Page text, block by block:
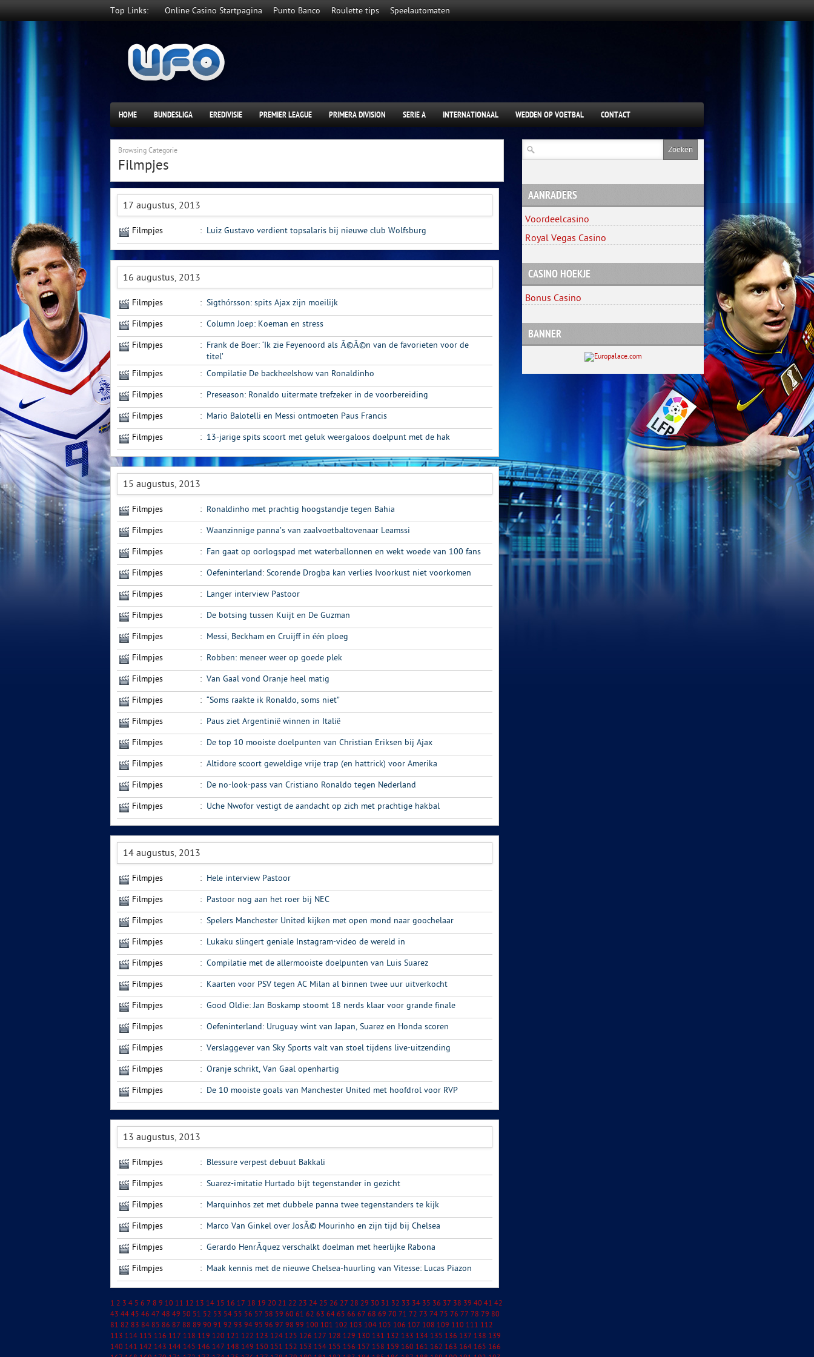
Top Links: Online Casino Startpagina Punto Banco Roulette tips Speelautomaten
HOME BUNDESLIGA EREDIVISIE PREMIER LEAGUE PRIMERA DIVISION SERIE A INTERNATIONAAL WEDDEN OP VOETBAL CONTACT
Browsing Categorie
Filmpjes
17 augustus, 2013
Filmpjes : Luiz Gustavo verdient topsalaris bij nieuwe club Wolfsburg
16 augustus, 2013
Filmpjes : Sigthórsson: spits Ajax zijn moeilijk
Filmpjes : Column Joep: Koeman en stress
Filmpjes : Frank de Boer: ‘Ik zie Feyenoord als Ã©Ã©n van de favorieten voor de
titel’
Filmpjes
: Compilatie De backheelshow van Ronaldinho
Filmpjes : Preseason: Ronaldo uitermate trefzeker in de voorbereiding
Filmpjes : Mario Balotelli en Messi ontmoeten Paus Francis
Filmpjes : 13-jarige spits scoort met geluk weergaloos doelpunt met de hak
15 augustus, 2013
Filmpjes : Ronaldinho met prachtig hoogstandje tegen Bahia
Filmpjes : Waanzinnige panna’s van zaalvoetbaltovenaar Leamssi
Filmpjes : Fan gaat op oorlogspad met waterballonnen en wekt woede van 100 fans
Filmpjes : Oefeninterland: Scorende Drogba kan verlies Ivoorkust niet voorkomen
Filmpjes : Langer interview Pastoor
Filmpjes : De botsing tussen Kuijt en De Guzman
Filmpjes : Messi, Beckham en Cruijff in één ploeg
Filmpjes : Robben: meneer weer op goede plek
Filmpjes : Van Gaal vond Oranje heel matig
Filmpjes : “Soms raakte ik Ronaldo, soms niet”
Filmpjes : Paus ziet Argentinië winnen in Italië
Filmpjes : De top 10 mooiste doelpunten van Christian Eriksen bij Ajax
Filmpjes : Altidore scoort geweldige vrije trap (en hattrick) voor Amerika
Filmpjes : De no-look-pass van Cristiano Ronaldo tegen Nederland
Filmpjes : Uche Nwofor vestigt de aandacht op zich met prachtige hakbal
14 augustus, 2013
Filmpjes : Hele interview Pastoor
Filmpjes : Pastoor nog aan het roer bij NEC
Filmpjes : Spelers Manchester United kijken met open mond naar goochelaar
Filmpjes : Lukaku slingert geniale Instagram-video de wereld in
Filmpjes : Compilatie met de allermooiste doelpunten van Luis Suarez
Filmpjes : Kaarten voor PSV tegen AC Milan al binnen twee uur uitverkocht
Filmpjes : Good Oldie: Jan Boskamp stoomt 18 nerds klaar voor grande finale
Filmpjes : Oefeninterland: Uruguay wint van Japan, Suarez en Honda scoren
Filmpjes : Verslaggever van Sky Sports valt van stoel tijdens live-uitzending
Filmpjes : Oranje schrikt, Van Gaal openhartig
Filmpjes : De 10 mooiste goals van Manchester United met hoofdrol voor RVP
13 augustus, 2013
Filmpjes : Blessure verpest debuut Bakkali
Filmpjes : Suarez-imitatie Hurtado bijt tegenstander in gezicht
Filmpjes : Marquinhos zet met dubbele panna twee tegenstanders te kijk
Filmpjes : Marco Van Ginkel over JosÃ© Mourinho en zijn tijd bij Chelsea
Filmpjes : Gerardo HenrÃ­quez verschalkt doelman met heerlijke Rabona
Filmpjes : Maak kennis met de nieuwe Chelsea-huurling van Vitesse: Lucas Piazon
1 2 3 4 5 6 7 8 9 10 11 12 13 14 15 16 17 18 19 20 21 22 23 24 25 26 27 28 29 30 31 32 33 34 35 36 37 38 39 40 41 42
43 44 45 46 47 48 49 50 51 52 53 54 55 56 57 58 59 60 61 62 63 64 65 66 67 68 69 70 71 72 73 74 75 76 77 78 79 80
81 82 83 84 85 86 87 88 89 90 91 92 93 94 95 96 97 98 99 100 101 102 103 104 105 106 107 108 109 110 111 112
113 114 115 116 117 118 119 120 121 122 123 124 125 126 127 128 129 130 131 132 133 134 135 136 137 138 139
140 141 142 143 144 145 146 147 148 149 150 151 152 153 154 155 156 157 158 159 160 161 162 163 164 165 166
AANRADERS
Voordeelcasino
Royal Vegas Casino
CASINO HOEKJE
Bonus Casino
BANNER